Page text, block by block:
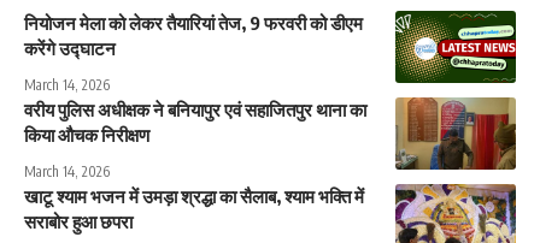
नियोजन मेला को लेकर तैयारियां तेज, 9 फरवरी को डीएम
करेंगे उद्घाटन
March 14, 2026
वरीय पुलिस अधीक्षक ने बनियापुर एवं सहाजितपुर थाना का
किया औचक निरीक्षण
March 14, 2026
खाटू श्याम भजन में उमड़ा श्रद्धा का सैलाब, श्याम भक्ति में
सराबोर हुआ छपरा